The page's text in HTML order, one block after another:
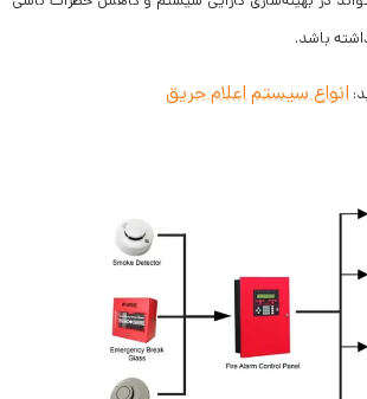
باشد.
انواع سیستم اعلام حریق